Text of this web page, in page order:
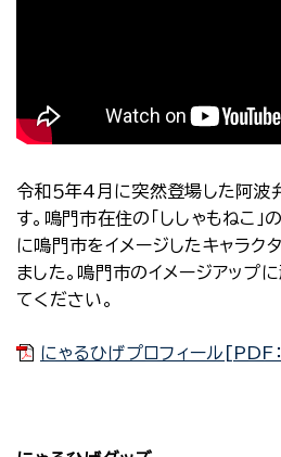
令和５年4月に突然登場した阿波
す。鳴門市在住の「ししゃもねこ
に鳴門市をイメージしたキャラク
ました。鳴門市のイメージアップ
てください。
にゃるひげプロフィール